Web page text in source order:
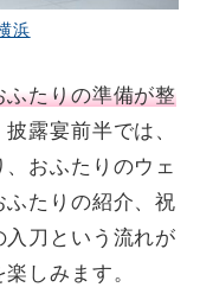
浜
ふたりの準備が整
披露宴前半では、
おふたりのウェ
たりの紹介、祝
刀という流れが
しみます。